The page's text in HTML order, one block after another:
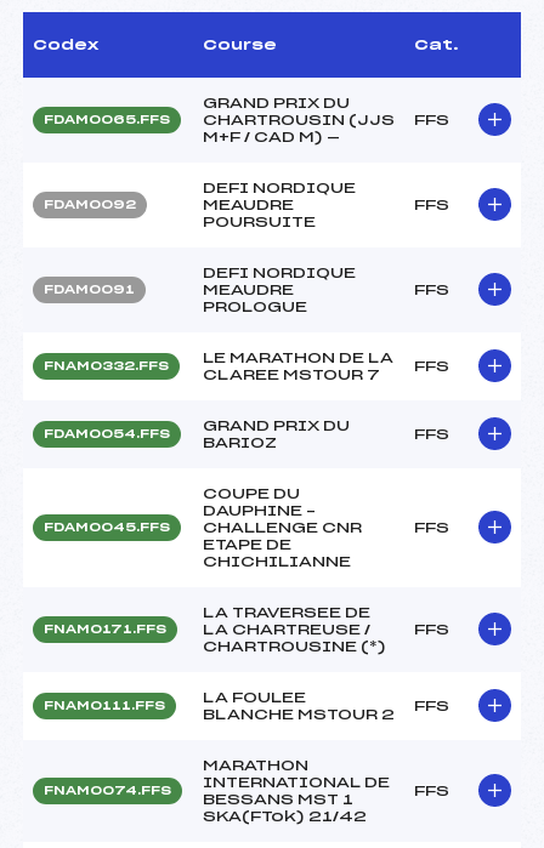
Codex Course Cat.
FDAM0065.FFS
GRAND PRIX DU
CHARTROUSIN (JJS
M+F / CAD M) —
FFS
FDAM0092
DEFI NORDIQUE
MEAUDRE
POURSUITE
FFS
FDAM0091
DEFI NORDIQUE
MEAUDRE
PROLOGUE
FFS
FNAM0332.FFS
LE MARATHON DE LA
CLAREE MSTOUR 7
FFS
FDAM0054.FFS
GRAND PRIX DU
BARIOZ
FFS
FDAM0045.FFS
COUPE DU
DAUPHINE –
CHALLENGE CNR
ETAPE DE
CHICHILIANNE
FFS
FNAM0171.FFS
LA TRAVERSEE DE
LA CHARTREUSE /
CHARTROUSINE (*)
FFS
FNAM0111.FFS
LA FOULEE
BLANCHE MSTOUR 2
FFS
FNAM0074.FFS
MARATHON
INTERNATIONAL DE
BESSANS MST 1
SKA(FTok) 21/42
FFS